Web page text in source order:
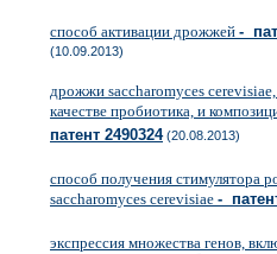
способ активации дрожжей -
(10.09.2013)
дрожжи saccharomyces
качестве пробиотика, и
патент 2490324(20.08.2013)
способ получения стимулятора
saccharomyces cerevisiae -
экспрессия множества генов,